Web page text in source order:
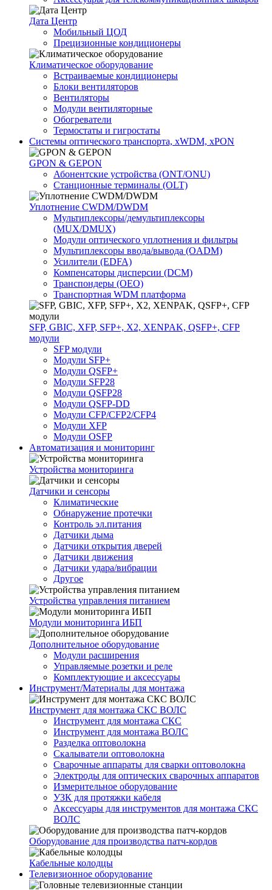
Дата Центр
Мобильный ЦОД
Прецизионные кондиционеры
Климатичeское оборудование
Встраиваемые кондиционеры
Блоки вентиляторов
Вентиляторы
Модули вентиляторные
Обогреватели
Термостаты и гигростаты
Системы оптического транспорта, xWDM, xPON
GPON & GEPON
Абонентские устройства (ONT/ONU)
Станционные терминалы (OLT)
Уплотнение CWDM/DWDM
Мультиплексоры/демультиплексоры
(MUX/DMUX)
Модули оптического уплотнения и фильтры
Мультиплексоры ввода/вывода (OADM)
Усилители (EDFA)
Компенсаторы дисперсии (DCM)
Транспондеры (OEO)
Транспортная WDM платформа
SFP, GBIC, XFP, SFP+, X2, XENPAK, QSFP+, CFP
модули
SFP модули
Модули SFP+
Модули QSFP+
Модули SFP28
Модули QSFP28
Модули QSFP-DD
Модули CFP/CFP2/CFP4
Модули XFP
Модули OSFP
Автоматизация и мониторинг
Устройства мониторинга
Датчики и сенсоры
Климатические
Обнаружение протечки
Контроль эл.питания
Датчики дыма
Датчики открытия дверей
Датчики движения
Датчики удара/вибрации
Другое
Устройства управления питанием
Модули мониторинга ИБП
Дополнительное оборудование
Модули расширения
Управляемые розетки и реле
Комплектующие и аксессуары
Инструмент/Материалы для монтажа
Инструмент для монтажа СКС ВОЛС
Инструмент для монтажа СКС
Инструмент для монтажа ВОЛС
Разделка оптоволокна
Скалыватели оптоволокна
Сварочные аппараты для сварки оптоволокна
Электроды для оптических сварочных аппаратов
Измерительное оборудование
УЗК для протяжки кабеля
Аксессуары для инструментов для монтажа СКС
ВОЛС
Оборудование для производства патч-кордов
Кабельные колодцы
Телевизионное оборудование